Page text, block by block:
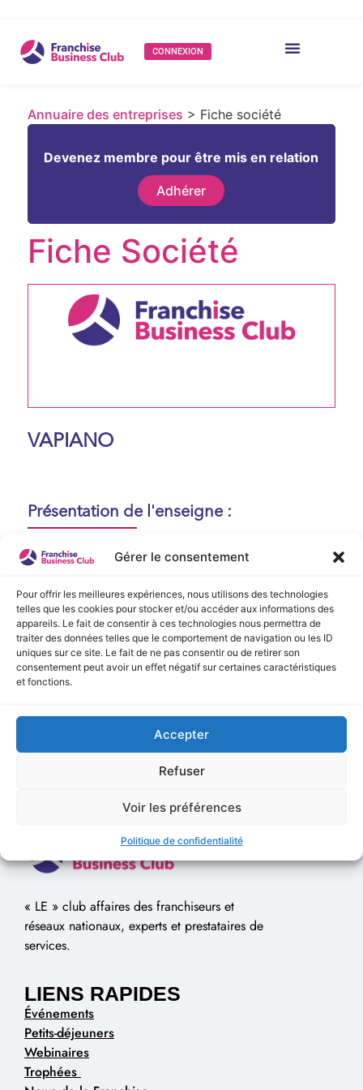
Gérer le consentement
Pour offrir les meilleures expériences, nous utilisons des technologies
telles que les cookies pour stocker et/ou accéder aux informations des
appareils. Le fait de consentir à ces technologies nous permettra de
traiter des données telles que le comportement de navigation ou les ID
uniques sur ce site. Le fait de ne pas consentir ou de retirer son
consentement peut avoir un effet négatif sur certaines caractéristiques
et fonctions.
Accepter
Refuser
Voir les préférences
Politique de confidentialité
CONNEXION
Annuaire des entreprises > Fiche société
Devenez membre pour être mis en relation
Adhérer
Fiche Société
VAPIANO
Présentation de l'enseigne :
Aucune présentation n'est disponible
actuellement !
Vidéo de Présentation
Aucune vidéo disponible.
« LE » club affaires des franchiseurs et
réseaux nationaux, experts et prestataires de
services.
LIENS RAPIDES
Événements
Petits-déjeuners
Webinaires
Trophées